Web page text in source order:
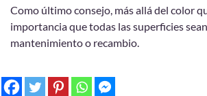
Como último consejo, más allá del color
importancia que todas las superficies
mantenimiento o recambio.